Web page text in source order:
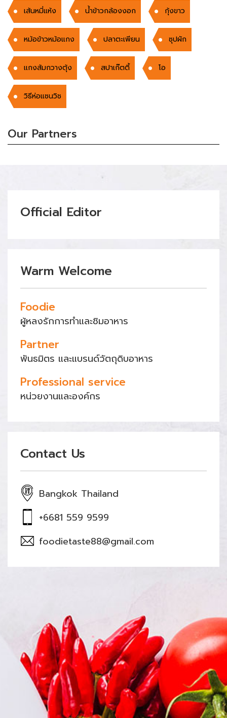
เส้นหมี่แห้ง น้ำข้าวกล้องงอก กุ้งขาว
หม้อข้าวหม้อแกง ปลาตะเพียน ซุปผัก
เเกงส้มกวางตุ้ง สปาเก๊ตตี้ โอ
วิธีห่อแซนวิช
Our Partners
Official Editor
Warm Welcome
Foodie
ผู้หลงรักการทำและชิมอาหาร
Partner
พันธมิตร และแบรนด์วัตถุดิบอาหาร
Professional service
หน่วยงานและองค์กร
Contact Us
Bangkok Thailand
+6681 559 9599
foodietaste88@gmail.com